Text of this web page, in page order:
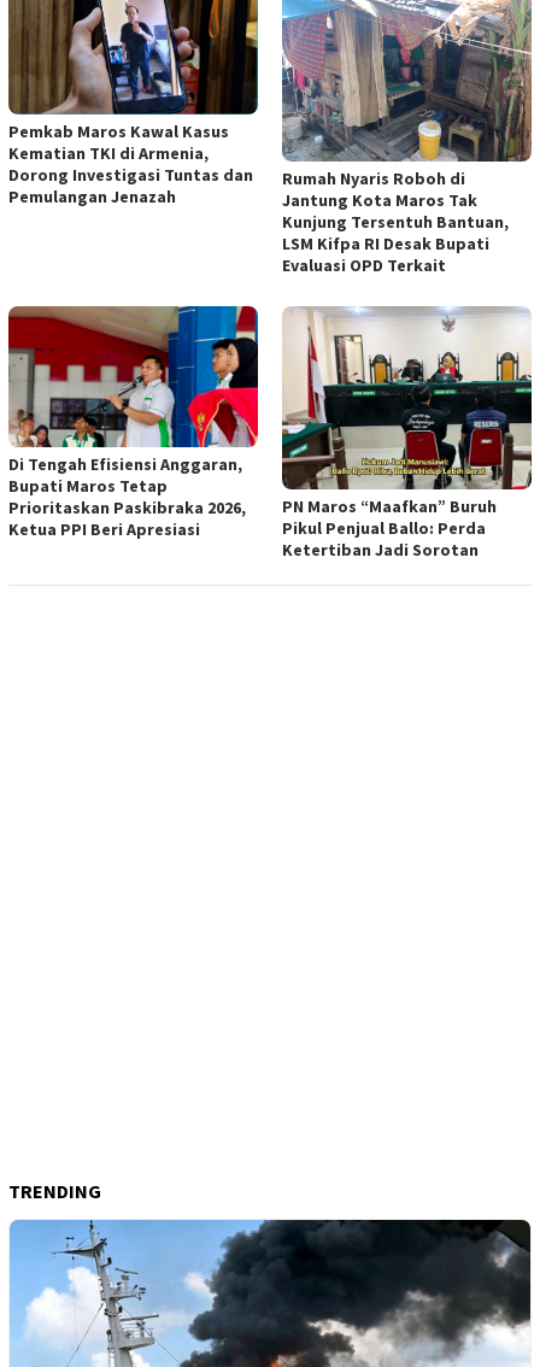
Pemkab Maros Kawal Kasus
Kematian TKI di Armenia,
Dorong Investigasi Tuntas dan
Pemulangan Jenazah
Rumah Nyaris Roboh di
Jantung Kota Maros Tak
Kunjung Tersentuh Bantuan,
LSM Kifpa RI Desak Bupati
Evaluasi OPD Terkait
Di Tengah Efisiensi Anggaran,
Bupati Maros Tetap
Prioritaskan Paskibraka 2026,
Ketua PPI Beri Apresiasi
PN Maros “Maafkan” Buruh
Pikul Penjual Ballo: Perda
Ketertiban Jadi Sorotan
TRENDING